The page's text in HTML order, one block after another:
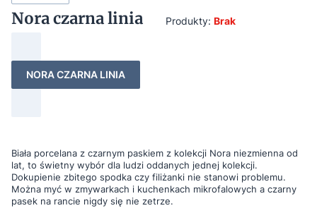
Nora czarna linia Produkty: Brak
NORA CZARNA LINIA
Biała porcelana z czarnym paskiem z kolekcji Nora niezmienna od
lat, to świetny wybór dla ludzi oddanych jednej kolekcji.
Dokupienie zbitego spodka czy filiżanki nie stanowi problemu.
Można myć w zmywarkach i kuchenkach mikrofalowych a czarny
pasek na rancie nigdy się nie zetrze.